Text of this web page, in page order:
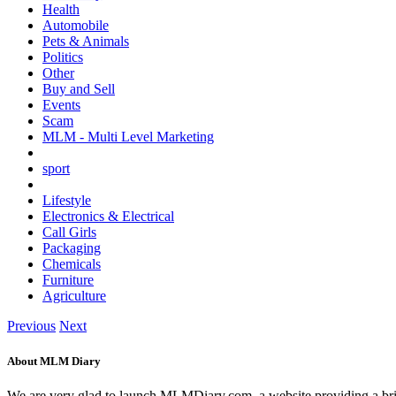
Health
Automobile
Pets & Animals
Politics
Other
Buy and Sell
Events
Scam
MLM - Multi Level Marketing
sport
Lifestyle
Electronics & Electrical
Call Girls
Packaging
Chemicals
Furniture
Agriculture
Previous Next
About MLM Diary